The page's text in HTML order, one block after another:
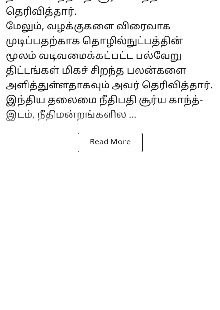
தெரிவித்தார்.
மேலும், வழக்குகளை விரைவாக
முடிப்பதற்காக தொழில்நுட்பத்தின்
மூலம் வடிவமைக்கப்பட்ட பல்வேறு
திட்டங்கள் மிகச் சிறந்த பலன்களை
அளித்துள்ளதாகவும் அவர் தெரிவித்தார்.
இந்திய தலைமை நீதிபதி சூர்ய காந்த்-
இடம், நீதிமன்றங்களில ...
Read More